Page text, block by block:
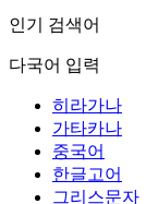
인기 검색어
다국어 입력
히라가나
가타카나
중국어
한글고어
그리스문자